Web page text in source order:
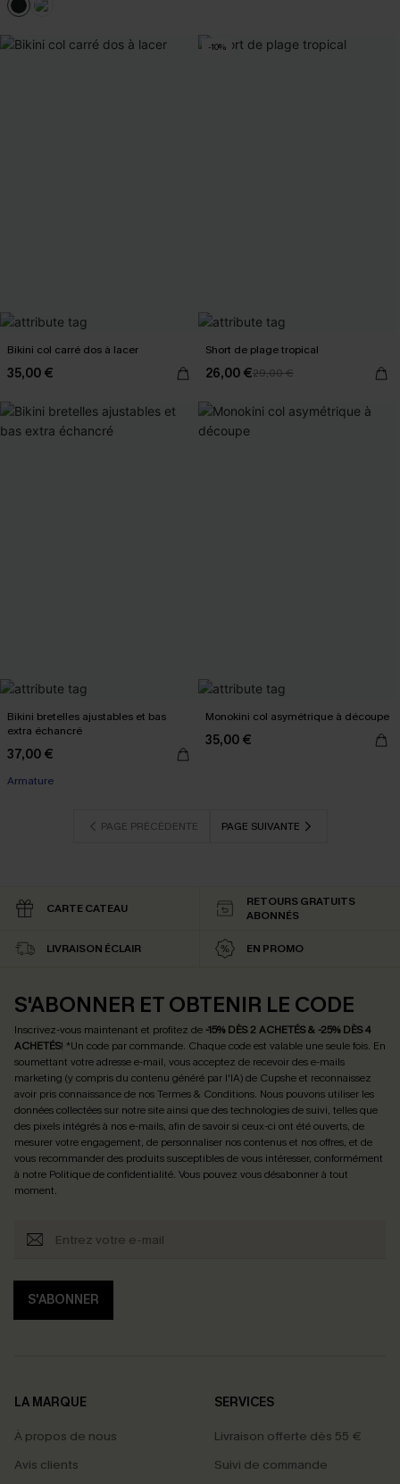
Bikini col carré dos à lacer
35,00 €
-10%
Short de plage tropical
26,00 €29,00 €
Bikini bretelles ajustables et bas
extra échancré
37,00 €
Armature
Monokini col asymétrique à découpe
35,00 €
PAGE PRÉCÉDENTE PAGE SUIVANTE
CARTE CATEAU
RETOURS GRATUITS
ABONNÉS
LIVRAISON ÉCLAIR EN PROMO
S'ABONNER ET OBTENIR LE CODE
Inscrivez-vous maintenant et profitez de -15% DÈS 2 ACHETÉS & -25% DÈS 4
ACHETÉS! *Un code par commande. Chaque code est valable une seule fois. En
soumettant votre adresse e-mail, vous acceptez de recevoir des e-mails
marketing (y compris du contenu généré par l'IA) de Cupshe et reconnaissez
avoir pris connaissance de nosTermes & Conditions. Nous pouvons utiliser les
données collectées sur notre site ainsi que des technologies de suivi, telles que
des pixels intégrés à nos e-mails, afin de savoir si ceux-ci ont été ouverts, de
mesurer votre engagement, de personnaliser nos contenus et nos offres, et de
vous recommander des produits susceptibles de vous intéresser, conformément
à notre Politique de confidentialité. Vous pouvez vous désabonner à tout
moment.
S'ABONNER
LA MARQUE
À propos de nous
Avis clients
SERVICES
Livraison offerte dès 55 €
Suivi de commande